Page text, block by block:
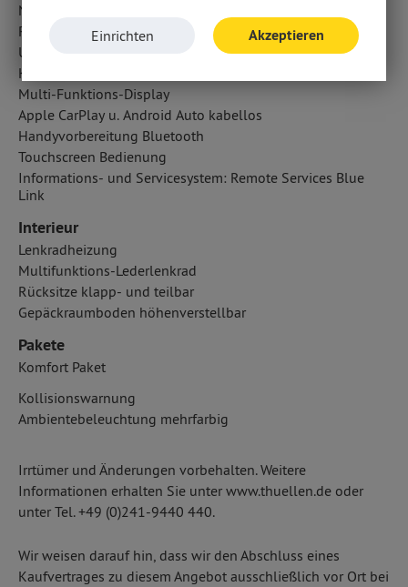
Navigationssystem
Radio
USB Anschluss, Bluetooth Audiostreaming
Kabelloses Laden für Handys
Multi-Funktions-Display
Apple CarPlay u. Android Auto kabellos
Handyvorbereitung Bluetooth
Touchscreen Bedienung
Informations- und Servicesystem: Remote Services Blue
Link
Interieur
Lenkradheizung
Multifunktions-Lederlenkrad
Rücksitze klapp- und teilbar
Gepäckraumboden höhenverstellbar
Pakete
Komfort Paket
Kollisionswarnung
Ambientebeleuchtung mehrfarbig
Irrtümer und Änderungen vorbehalten. Weitere
Informationen erhalten Sie unter www.thuellen.de oder
unter Tel. +49 (0)241-9440 440.
Wir weisen darauf hin, dass wir den Abschluss eines
Kaufvertrages zu diesem Angebot ausschließlich vor Ort bei
Einrichten Akzeptieren